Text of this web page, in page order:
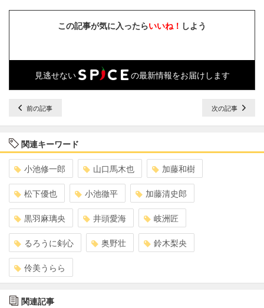
この記事が気に入ったらいいね！ しよう
見逃せない の最新情報をお届けします
前の記事 次の記事
関連キーワード
小池修一郎 山口馬木也 加藤和樹
松下優也 小池徹平 加藤清史郎
黒羽麻璃央 井頭愛海 岐洲匠
るろうに剣心 奥野壮 鈴木梨央
伶美うらら
関連記事